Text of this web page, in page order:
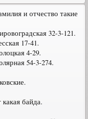
и отчество такие
32-3-121.
17-41.
4-29.
54-3-274.
байда.